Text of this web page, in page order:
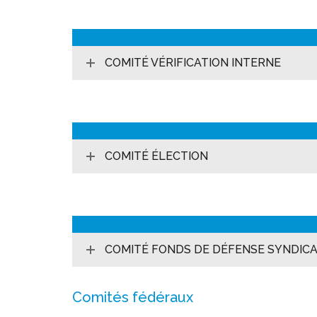
COMITÉ VÉRIFICATION INTERNE
COMITÉ ÉLECTION
COMITÉ FONDS DE DÉFENSE
Comités fédéraux